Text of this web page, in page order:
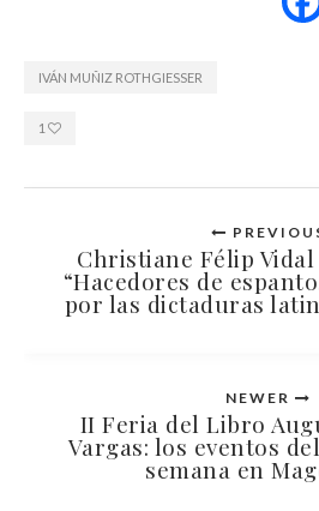
IVÁN MUÑIZ ROTHGIESSER
1
Christiane Félip
“Hacedores de
por las dictaduras
NEWER
II Feria del Libro
Vargas: los eventos
semana en